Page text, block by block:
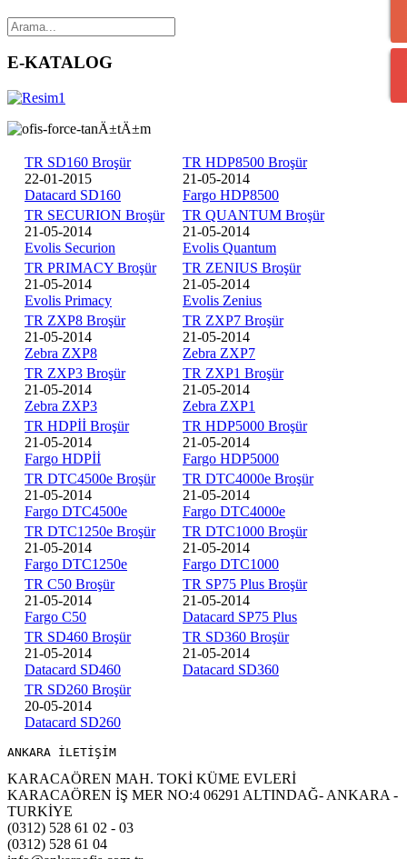
E-KATALOG
TR SD160 Broşür
22-01-2015
Datacard SD160
TR HDP8500 Broşür
21-05-2014
Fargo HDP8500
TR SECURION Broşür
21-05-2014
Evolis Securion
TR QUANTUM Broşür
21-05-2014
Evolis Quantum
TR PRIMACY Broşür
21-05-2014
Evolis Primacy
TR ZENIUS Broşür
21-05-2014
Evolis Zenius
TR ZXP8 Broşür
21-05-2014
Zebra ZXP8
TR ZXP7 Broşür
21-05-2014
Zebra ZXP7
TR ZXP3 Broşür
21-05-2014
Zebra ZXP3
TR ZXP1 Broşür
21-05-2014
Zebra ZXP1
TR HDPİİ Broşür
21-05-2014
Fargo HDPİİ
TR HDP5000 Broşür
21-05-2014
Fargo HDP5000
TR DTC4500e Broşür
21-05-2014
Fargo DTC4500e
TR DTC4000e Broşür
21-05-2014
Fargo DTC4000e
TR DTC1250e Broşür
21-05-2014
Fargo DTC1250e
TR DTC1000 Broşür
21-05-2014
Fargo DTC1000
TR C50 Broşür
21-05-2014
Fargo C50
TR SP75 Plus Broşür
21-05-2014
Datacard SP75 Plus
TR SD460 Broşür
21-05-2014
Datacard SD460
TR SD360 Broşür
21-05-2014
Datacard SD360
TR SD260 Broşür
20-05-2014
Datacard SD260
ANKARA İLETİŞİM
KARACAÖREN MAH. TOKİ KÜME EVLERİ
KARACAÖREN İŞ MER NO:4 06291 ALTINDAĞ- ANKARA -
TURKİYE
(0312) 528 61 02 - 03
(0312) 528 61 04